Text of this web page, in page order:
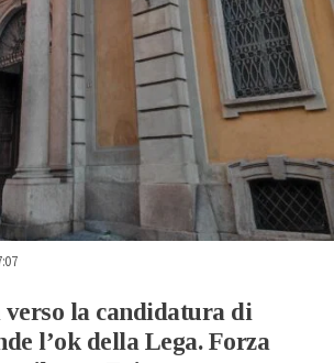
la candidatura di
l’ok della Lega. Forza